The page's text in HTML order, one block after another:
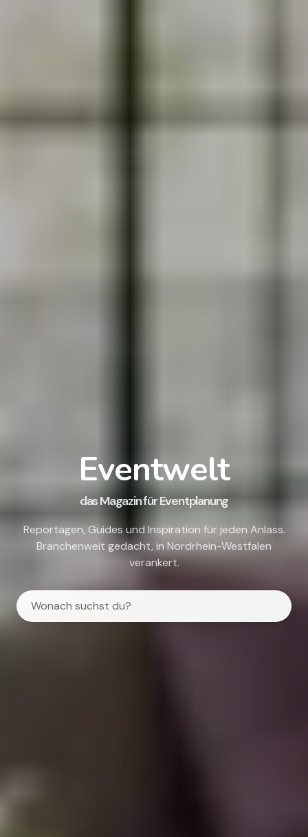
Eventwelt
das Magazin für Eventplanung
Reportagen, Guides und Inspiration für jeden Anlass.
Branchenweit gedacht, in Nordrhein-Westfalen
verankert.